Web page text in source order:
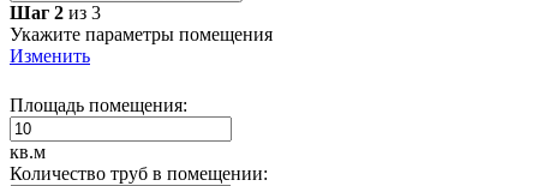
Шаг 2 из 3
Укажите параметры помещения
Изменить
Площадь помещения:
кв.м
Количество труб в помещении: